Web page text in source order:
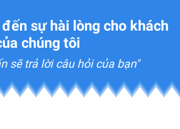
sự hài lòng cho khách
chúng tôi
sẽ trả lời câu hỏi của bạn"